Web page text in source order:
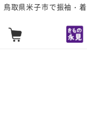
メインコンテンツへ
鳥取県米子市で振袖・